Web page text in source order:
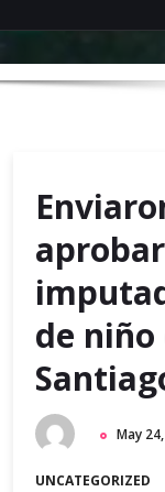
de niño
May
UNCATEGORIZED